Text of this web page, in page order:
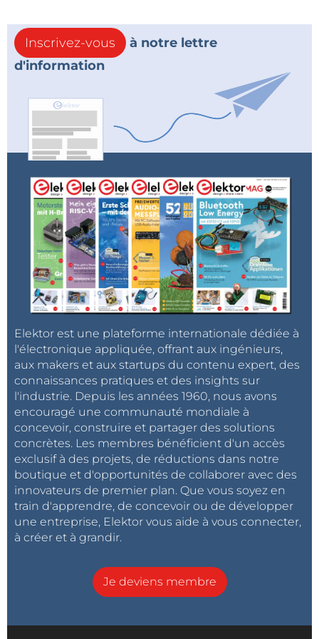
Tandis que le OUI s’achète auprès du IEEE par les
sociétés elles-mêmes, le EI est octroyé et géré par
chaque société, qui doit attribuer un EI unique à
chaque produit, s’assurant ainsi une adresse de
nœud EUI(Extended Unique Identifier)unique au
niveau mondial pour chaque composant utilisé ou
expédié.
Inscrivez-vous
à notre lettre
d'information
Elektor est une plateforme internationale dédiée à
l'électronique appliquée, offrant aux ingénieurs,
aux makers et aux startups du contenu expert, des
connaissances pratiques et des insights sur
l'industrie. Depuis les années 1960, nous avons
encouragé une communauté mondiale à
concevoir, construire et partager des solutions
concrètes. Les membres bénéficient d'un accès
exclusif à des projets, de réductions dans notre
boutique et d'opportunités de collaborer avec des
innovateurs de premier plan. Que vous soyez en
train d'apprendre, de concevoir ou de développer
une entreprise, Elektor vous aide à vous connecter,
à créer et à grandir.
Je deviens membre